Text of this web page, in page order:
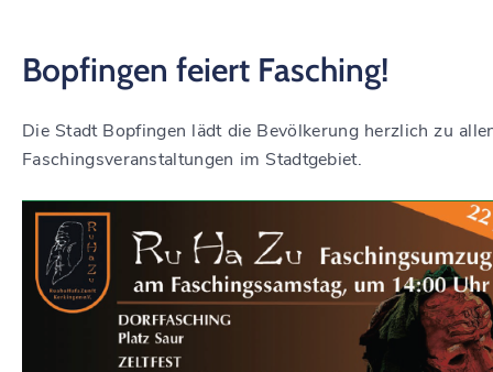
Bopfingen feiert Fasching!
Die Stadt Bopfingen lädt die Bevölkerung herzlich zu
Faschingsveranstaltungen im Stadtgebiet.